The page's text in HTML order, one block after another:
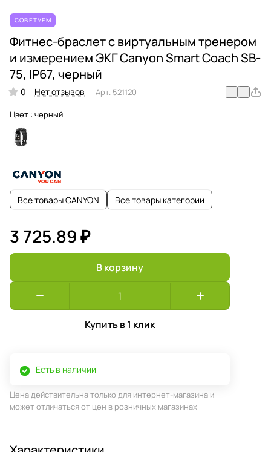
СОВЕТУЕМ
Фитнес-браслет с виртуальным тренером
и измерением ЭКГ Canyon Smart Coach SB-
75, IP67, черный
0 Нет отзывов Арт. 521120
Цвет : черный
Все товары CANYON Все товары категории
3 725.89 ₽
В корзину
Купить в 1 клик
Есть в наличии
Цена действительна только для интернет-магазина и
может отличаться от цен в розничных магазинах